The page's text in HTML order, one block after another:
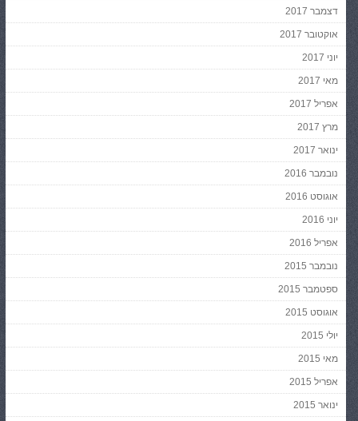
דצמבר 2017
אוקטובר 2017
יוני 2017
מאי 2017
אפריל 2017
מרץ 2017
ינואר 2017
נובמבר 2016
אוגוסט 2016
יוני 2016
אפריל 2016
נובמבר 2015
ספטמבר 2015
אוגוסט 2015
יולי 2015
מאי 2015
אפריל 2015
ינואר 2015